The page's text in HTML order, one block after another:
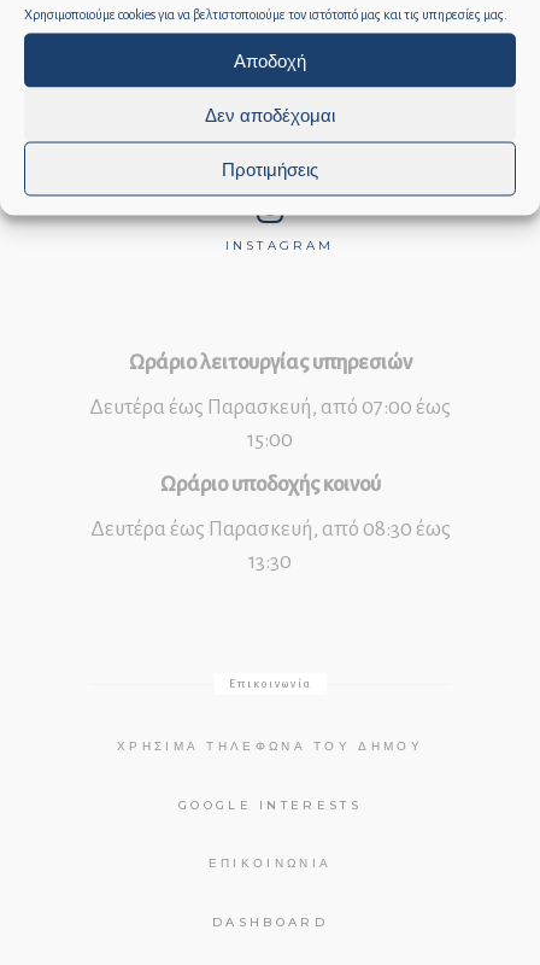
Χρησιμοποιούμε cookies για να βελτιστοποιούμε τον ιστότοπό μας και τις υπηρεσίες μας.
Αποδοχή
Δεν αποδέχομαι
Προτιμήσεις
Wyspa Samos Grecja
INSTAGRAM
Ωράριο λειτουργίας υπηρεσιών
Δευτέρα έως Παρασκευή, από 07:00 έως
15:00
Ωράριο υποδοχής κοινού
Δευτέρα έως Παρασκευή, από 08:30 έως
13:30
Επικοινωνία
ΧΡΉΣΙΜΑ ΤΗΛΈΦΩΝΑ ΤΟΥ ΔΉΜΟΥ
GOOGLE INTERESTS
ΕΠΙΚΟΙΝΩΝΊΑ
DASHBOARD